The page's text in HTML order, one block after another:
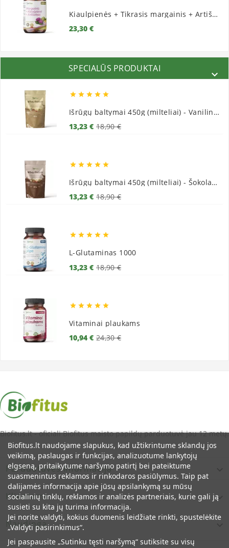
Kiaulpienės + Tikrasis margainis + Artišokai
23,30 €Kaina
SPECIALŪS PRODUKTAI

    
Išrūgų baltymai 450g (milteliai) - Vaniliniai
13,23 € 18,90 €
    
Išrūgų baltymai 450g (milteliai) - Šokoladiniai
13,23 € 18,90 €
    
L-Glutaminas 1000
13,23 € 18,90 €
    
Vitaminai plaukams
10,94 € 24,30 €
Biofitus.lt - oficiali Biofitus maisto papildų parduotuvė jau 12 metų.
Parduotuvės Informacija
Klientams 
Naudinga
Biofitus.lt naudojame slapukus, kad užtikrintume sklandų jos
veikimą, paslaugas ir funkcijas, analizuotume lankytojų
elgseną, pritaikytume naršymo patirtį bei pateiktume
suasmenintus reklamos ir rinkodaros pasiūlymus. Taip pat
dalijamės informacija apie jūsų apsilankymą su mūsų
socialinių tinklų, reklamos ir analizės partneriais, kurie gali ją
susieti su kita jų turima informacija.
Jei norite valdyti, kokius duomenis leidžiate rinkti, spustelėkite
„Valdyti pasirinkimus“.
Jei paspausite „Sutinku tęsti naršymą“ sutiksite su visų